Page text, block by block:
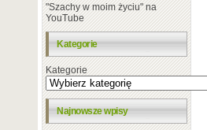
"Szachy w moim życiu" na
YouTube
Kategorie
Kategorie
Najnowsze wpisy